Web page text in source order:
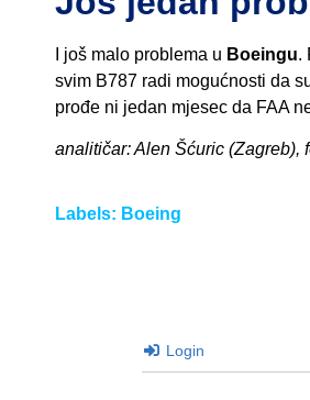
I još malo problema u Boeingu.
svim B787 radi mogućnosti da
prođe ni jedan mjesec da FAA
analitičar: Alen Šćuric (Zagreb),
Labels: Boeing
Login